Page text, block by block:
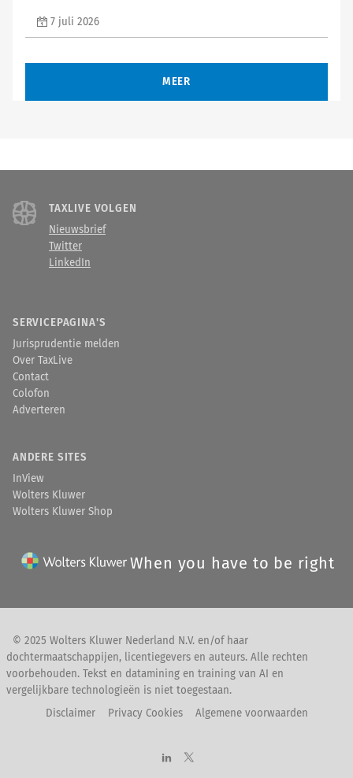
7 juli 2026
MEER
TAXLIVE VOLGEN
Nieuwsbrief
Twitter
LinkedIn
SERVICEPAGINA'S
Jurisprudentie melden
Over TaxLive
Contact
Colofon
Adverteren
ANDERE SITES
InView
Wolters Kluwer
Wolters Kluwer Shop
When you have to be right
© 2025 Wolters Kluwer Nederland N.V. en/of haar
dochtermaatschappijen, licentiegevers en auteurs. Alle rechten
voorbehouden. Tekst en datamining en training van AI en
vergelijkbare technologieën is niet toegestaan.
Disclaimer
Privacy Cookies Algemene voorwaarden